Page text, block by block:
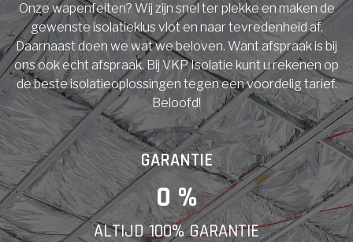
Dakisolatie
Gevelisolatie
Vorige Volgende
Voornaam
Achternaam
E-mail
Onze wapenfeiten? Wij zijn snel ter plekke en maken de
gewenste isolatieklus vlot en naar tevredenheid af.
Daarnaast doen we wat we beloven. Want afspraak is bij
ons ook echt afspraak. Bij VKP Isolatie kunt u rekenen op
de beste isolatieoplossingen tegen een voordelig tarief.
Beloofd!
GARANTIE
0 %
ALTIJD 100% GARANTIE